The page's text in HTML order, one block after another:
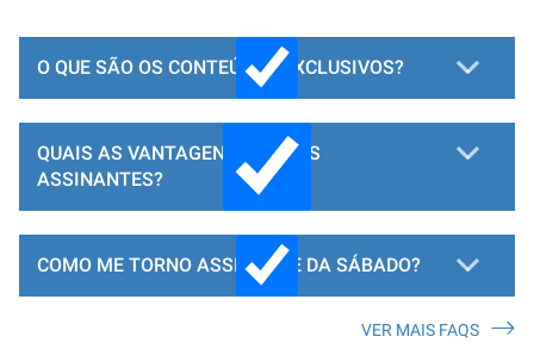
O QUE SÃO OS CONTEÚDOS EXCLUSIVOS?
QUAIS AS VANTAGENS PARA OS
ASSINANTES?
COMO ME TORNO ASSINANTE DA SÁBADO?
VER MAIS FAQS